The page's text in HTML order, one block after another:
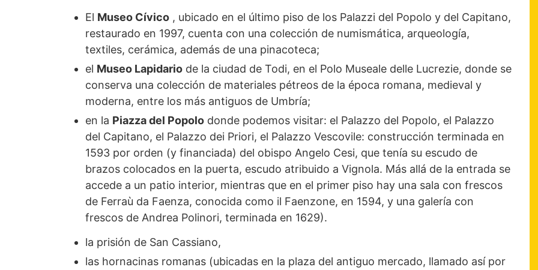
El Museo Cívico , ubicado en el último piso de los Palazzi del Popolo y del Capitano,
restaurado en 1997, cuenta con una colección de numismática, arqueología,
textiles, cerámica, además de una pinacoteca;
el Museo Lapidario de la ciudad de Todi, en el Polo Museale delle Lucrezie, donde se
conserva una colección de materiales pétreos de la época romana, medieval y
moderna, entre los más antiguos de Umbría;
en la Piazza del Popolo donde podemos visitar: el Palazzo del Popolo, el Palazzo
del Capitano, el Palazzo dei Priori, el Palazzo Vescovile: construcción terminada en
1593 por orden (y financiada) del obispo Angelo Cesi, que tenía su escudo de
brazos colocados en la puerta, escudo atribuido a Vignola. Más allá de la entrada se
accede a un patio interior, mientras que en el primer piso hay una sala con frescos
de Ferraù da Faenza, conocida como il Faenzone, en 1594, y una galería con
frescos de Andrea Polinori, terminada en 1629).
la prisión de San Cassiano,
las hornacinas romanas (ubicadas en la plaza del antiguo mercado, llamado así por